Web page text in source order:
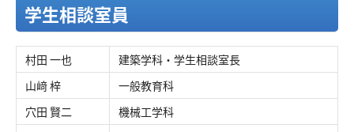
学生相談室員
村田 一也
建築学科・学生相談室長
山﨑 梓
一般教育科
穴田 賢二
機械工学科